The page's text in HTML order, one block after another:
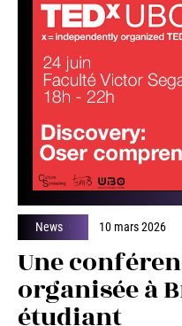
News 10 mars 2026
Une
organisée à
étudiant